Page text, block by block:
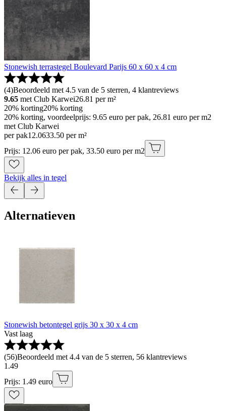
Stonewish terrastegel Boulevard Parijs 60 x 60 x 4 cm
(4)Beoordeeld met 4.5 van de 5 sterren, 4 klantreviews
9.65 met Club Karwei26.81 per m²
20% korting20% korting
20% korting, voordeelprijs: 9.65 euro per pak, 26.81 euro per m2
met Club Karwei
per pak12.0633.50 per m²
Prijs: 12.06 euro per pak, 33.50 euro per m2
Bekijk alles in tegel
Alternatieven
Stonewish betontegel grijs 30 x 30 x 4 cm
Vast laag
(56)Beoordeeld met 4.4 van de 5 sterren, 56 klantreviews
1 .49
Prijs: 1.49 euro